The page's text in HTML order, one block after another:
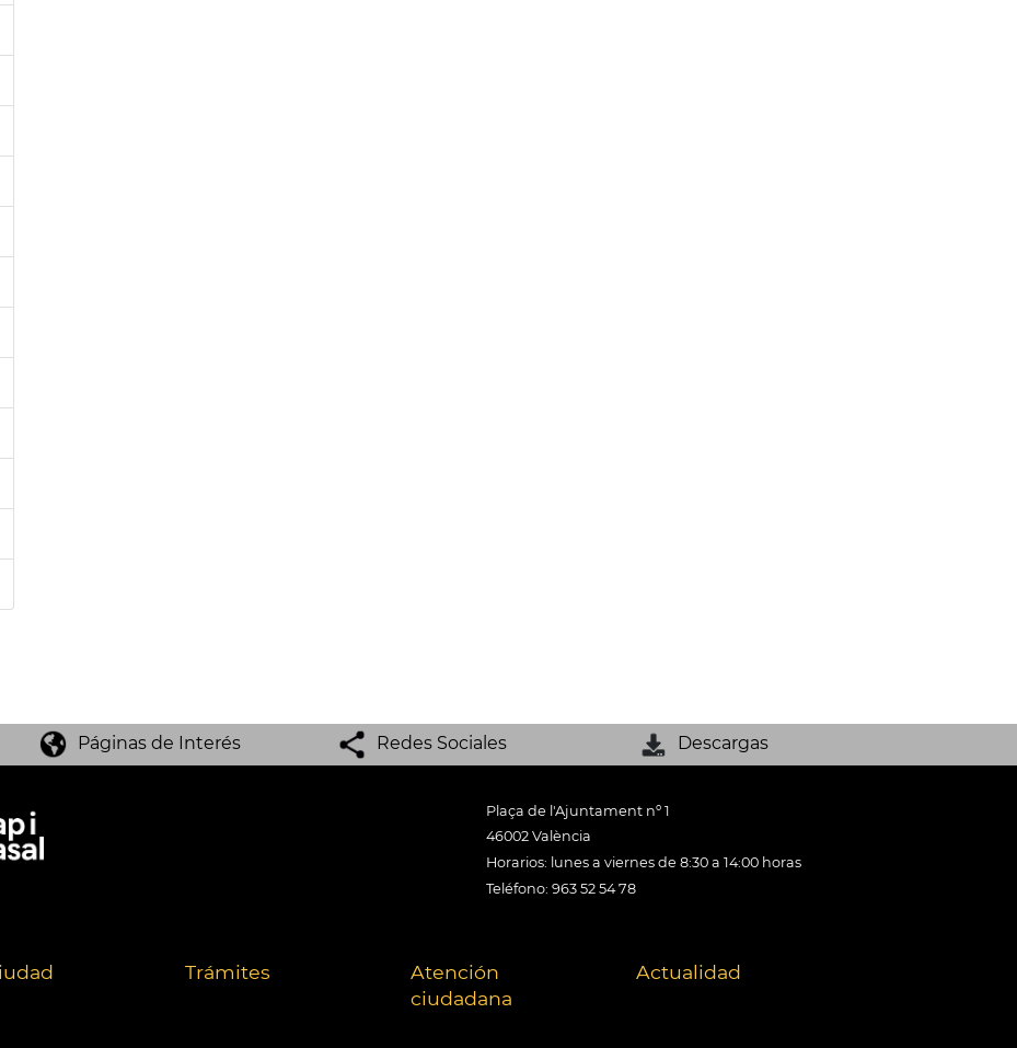
Páginas de Interés Redes Sociales Descargas
Plaça de l'Ajuntament nº 1
46002 València
Horarios: lunes a viernes de 8:30 a 14:00 horas
Teléfono: 963 52 54 78
Trámites
Atención
ciudadana
Actualidad